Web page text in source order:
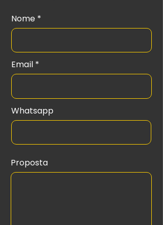
Nome
Email
Whatsapp
Proposta